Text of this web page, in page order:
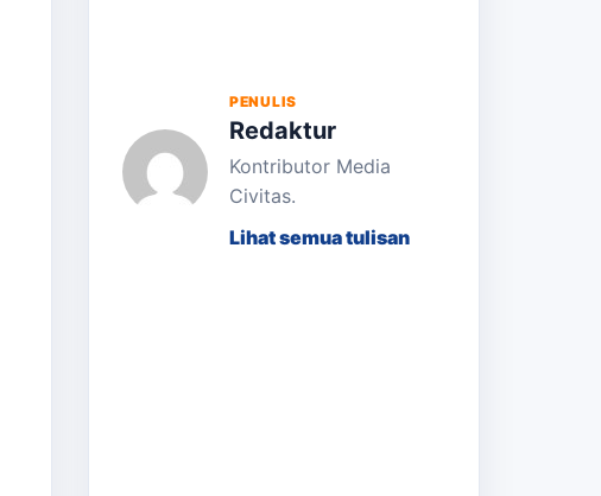
PENULIS
Redaktur
Kontributor Media
Civitas.
Lihat semua tulisan